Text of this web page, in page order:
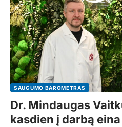
SAUGUMO BAROMETRAS
Dr. Mindaugas
kasdien į darbą